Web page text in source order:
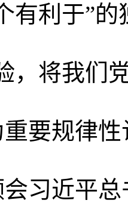
有利于”
，将我们
要规律
习近平